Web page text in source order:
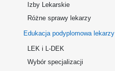
Izby Lekarskie
Różne sprawy lekarzy
Edukacja podyplomowa lekarzy
LEK i L-DEK
Wybór specjalizacji